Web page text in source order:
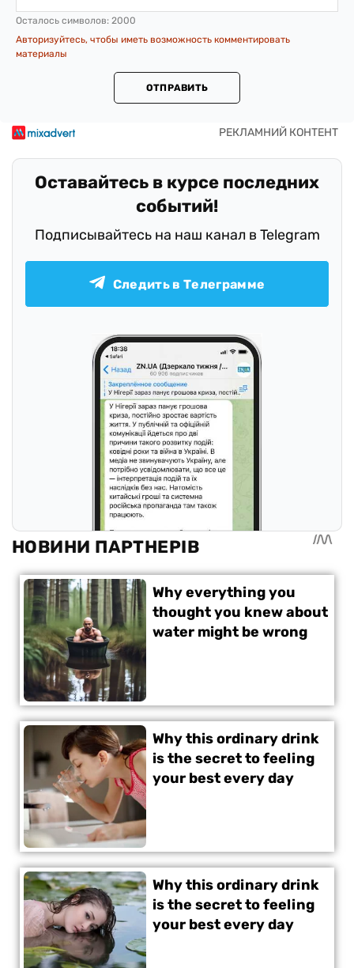
Осталось символов: 2000
Авторизуйтесь, чтобы иметь возможность комментировать
материалы
ОТПРАВИТЬ
Оставайтесь в курсе последних
событий!
Подписывайтесь на наш канал в Telegram
Следить в Телеграмме